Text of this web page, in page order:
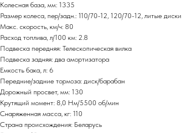
Колесная база, мм: 1335
Размер колеса, пер/задн.: 110/70-12, 120/70-12, литые диски
Макс. скорость, км/ч: 80
Расход топлива, л/100 км: 2.8
Подвеска передняя: Телескопическая вилка
Подвеска задняя: два амортизатора
Емкость бака, л: 6
Передние/задние тормоза: диск/барабан
Дорожный просвет, мм: 130
Крутящий момент: 8,0 Нм/5500 об/мин
Снаряженная масса, кг: 110
Страна происхождения: Беларусь